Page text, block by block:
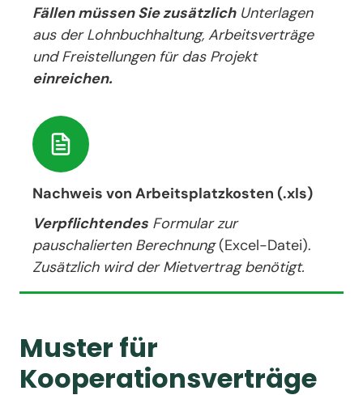
Fällen müssen Sie zusätzlichUnterlagen
aus der Lohnbuchhaltung, Arbeitsverträge
und Freistellungen für das Projekt
einreichen.
Nachweis von Arbeitsplatzkosten (.xls)
Verpflichtendes Formular zur
pauschalierten Berechnung(Excel-Datei).
Zusätzlich wird der Mietvertrag benötigt.
Muster für
Kooperationsverträge